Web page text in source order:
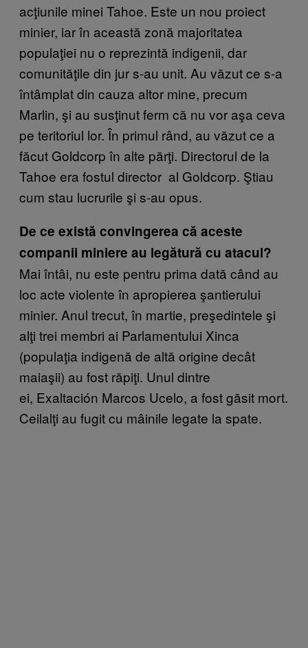
acţiunile minei Tahoe. Este un nou proiect
minier, iar în această zonă majoritatea
populaţiei nu o reprezintă indigenii, dar
comunităţile din jur s-au unit. Au văzut ce s-a
întâmplat din cauza altor mine, precum
Marlin, şi au susţinut ferm că nu vor aşa ceva
pe teritoriul lor. În primul rând, au văzut ce a
făcut Goldcorp în alte părţi. Directorul de la
Tahoe era fostul director al Goldcorp. Ştiau
cum stau lucrurile şi s-au opus.
De ce există convingerea că aceste
companii miniere au legătură cu atacul?
Mai întâi, nu este pentru prima dată când au
loc acte violente în apropierea şantierului
minier. Anul trecut, în martie, preşedintele şi
alţi trei membri ai Parlamentului Xinca
(populaţia indigenă de altă origine decât
maiaşii) au fost răpiţi. Unul dintre
ei, Exaltación Marcos Ucelo, a fost găsit mort.
Ceilalţi au fugit cu mâinile legate la spate.